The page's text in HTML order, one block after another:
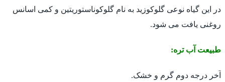
در این گیاه نوعی گلوکوزید به نام گلوکوناستوریتین و کمی اسانس
روغنی یافت می شود.
طبیعت آب تره:
آخر درجه دوم گرم و خشک.